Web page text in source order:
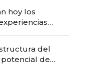
hoy los
del
de